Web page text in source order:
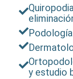
y estudio